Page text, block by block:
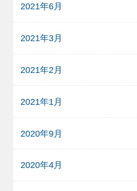
2021年6月
2021年3月
2021年2月
2021年1月
2020年9月
2020年4月